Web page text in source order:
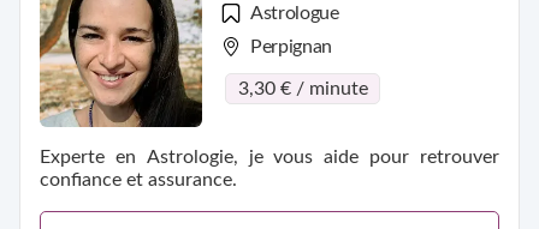
Astrologue
Perpignan
3,30 € / minute
Experte en Astrologie, je vous aide pour retrouver
confiance et assurance.